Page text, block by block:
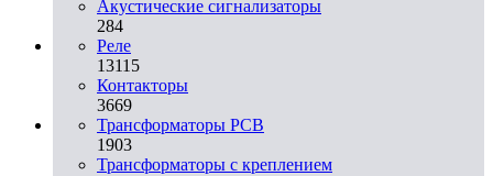
Акустические сигнализаторы
284
Реле
13115
Контакторы
3669
Трансформаторы PCB
1903
Трансформаторы с креплением